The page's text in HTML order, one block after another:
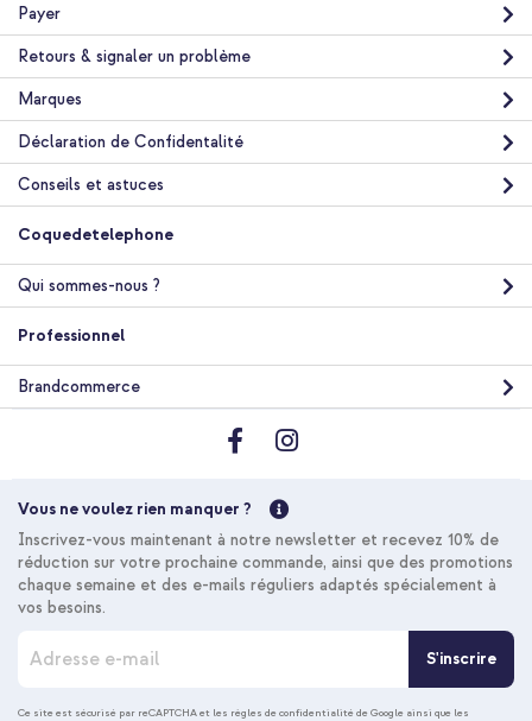
Livraison gratuite 38,48 €
Acheter
Livraison
gratuite
Selencia Étui portefeuille en cuir véritable Samsung Galaxy S25
1 mètre - Noir
Livraison gratuite
Acheter
Livraison
gratuite
Payer
Retours & signaler un problème
Marques
Déclaration de Confidentalité
Conseils et astuces
Coquedetelephone
Qui sommes-nous ?
Professionnel
Brandcommerce
Vous ne voulez rien manquer ?
Inscrivez-vous maintenant à notre newsletter et recevez 10% de
réduction sur votre prochaine commande, ainsi que des promotions
chaque semaine et des e-mails réguliers adaptés spécialement à
vos besoins.
c
S'inscrire
Ce site est sécurisé par reCAPTCHA et les règles de confidentialité de Google ainsi que les